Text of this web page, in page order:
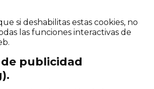
si deshabilitas estas cookies, no
las funciones interactivas de
de publicidad